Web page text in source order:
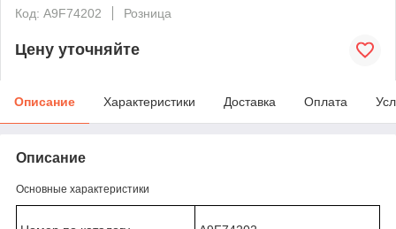
Код: A9F74202
Розница
Цену уточняйте
Описание Характеристики Доставка Оплата
Описание
Основные характеристики